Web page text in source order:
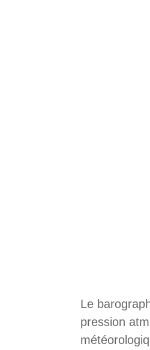
Le
pression